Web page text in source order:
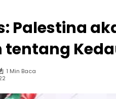
Palestina
tentang
1 Min Baca